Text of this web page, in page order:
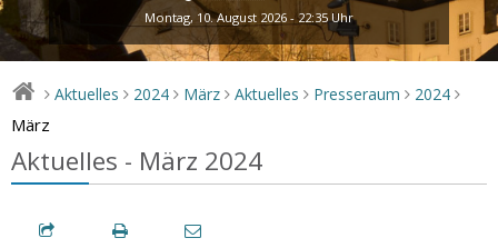
Montag, 10. August 2026 - 22:35 Uhr
> Aktuelles > 2024 > März > Aktuelles > Presseraum > 2024 >
März
Aktuelles - März 2024